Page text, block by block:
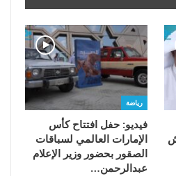
رياضة
فيديو: حفل افتتاح كأس
الإمارات العالمي لسباقات
الصقور بحضور وزير الإعلام
عبدالرحمن…